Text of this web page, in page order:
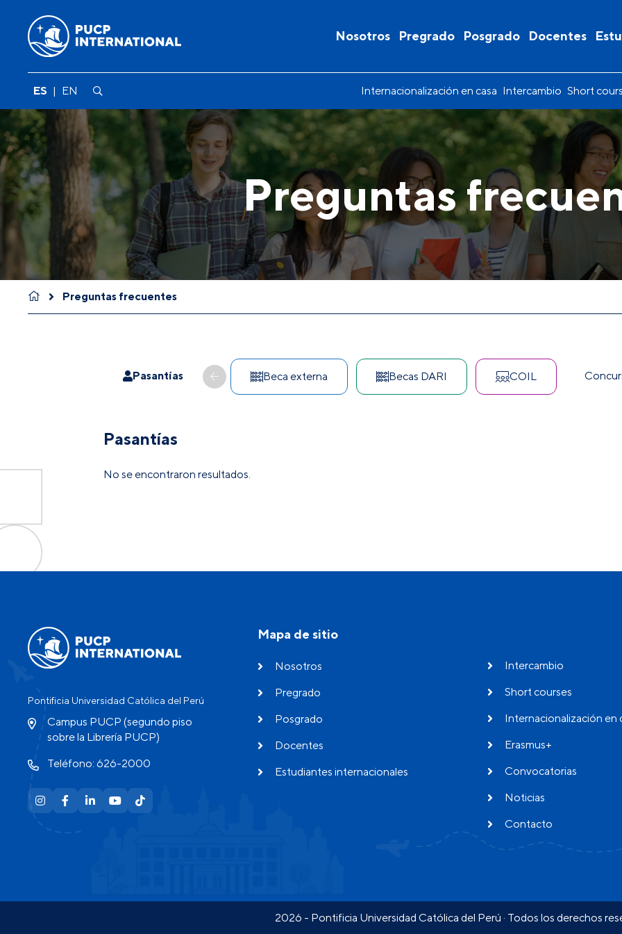
Nosotros Pregrado Posgrado Docentes
ES | EN Internacionalización en casa Intercambio Short
Preguntas
Preguntas frecuentes
Pasantías Beca externa Becas DARI COIL
Pasantías
No se encontraron resultados.
Pontificia Universidad Católica del Perú
Campus PUCP (segundo piso
sobre la Librería PUCP)
Teléfono: 626-2000
Mapa de sitio
Nosotros
Pregrado
Posgrado
Docentes
Estudiantes internacionales
Intercambio
Short courses
Internacionalización en
Erasmus+
Convocatorias
Noticias
Contacto
2026 - Pontificia Universidad Católica del Perú · Todos los derechos